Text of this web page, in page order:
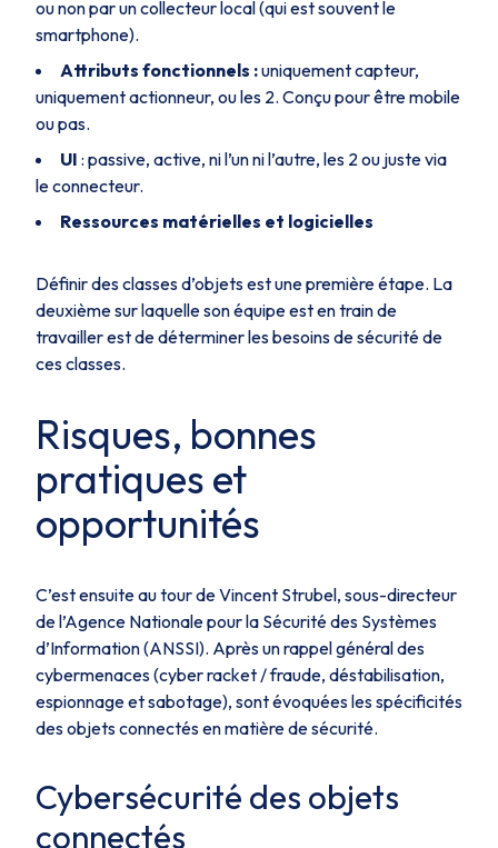
ou non par un collecteur local (qui est souvent le
smartphone).
Attributs fonctionnels :uniquement capteur,
uniquement actionneur, ou les 2. Conçu pour être mobile
ou pas.
UI : passive, active, ni l’un ni l’autre, les 2 ou juste via
le connecteur.
Ressources matérielles et logicielles
Définir des classes d’objets est une première étape. La
deuxième sur laquelle son équipe est en train de
travailler est de déterminer les besoins de sécurité de
ces classes.
Risques, bonnes
pratiques et
opportunités
C’est ensuite au tour de Vincent Strubel, sous-directeur
de l’Agence Nationale pour la Sécurité des Systèmes
d’Information (ANSSI). Après un rappel général des
cybermenaces (cyber racket / fraude, déstabilisation,
espionnage et sabotage), sont évoquées les spécificités
des objets connectés en matière de sécurité.
Cybersécurité des objets
connectés